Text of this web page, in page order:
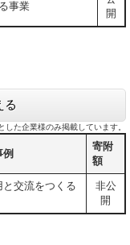
事業
開
る
た企業様のみ掲載しています。
例
寄附
額
と交流をつくる
非公
開